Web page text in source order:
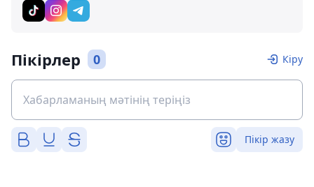
Пікірлер 0 Кіру
Пікір жазу